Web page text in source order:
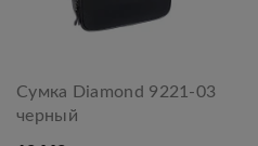
Сумка Diamond 9221-03
черный